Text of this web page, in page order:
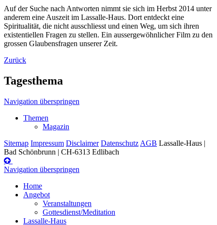
Auf der Suche nach Antworten nimmt sie sich im Herbst 2014 unter
anderem eine Auszeit im Lassalle-Haus. Dort entdeckt eine
Spiritualität, die nicht ausschliesst und einen Weg, um sich ihren
existentiellen Fragen zu stellen. Ein aussergewöhnlicher Film zu den
grossen Glaubensfragen unserer Zeit.
Zurück
Tagesthema
Navigation überspringen
Themen
Magazin
Sitemap Impressum Disclaimer Datenschutz AGB Lassalle-Haus |
Bad Schönbrunn | CH-6313 Edlibach
Navigation überspringen
Home
Angebot
Veranstaltungen
Gottesdienst/Meditation
Lassalle-Haus